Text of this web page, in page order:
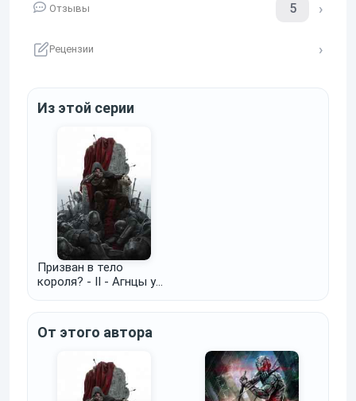
Отзывы 5
Рецензии
Из этой серии
Призван в тело
короля? - II - Агнцы у
От этого автора